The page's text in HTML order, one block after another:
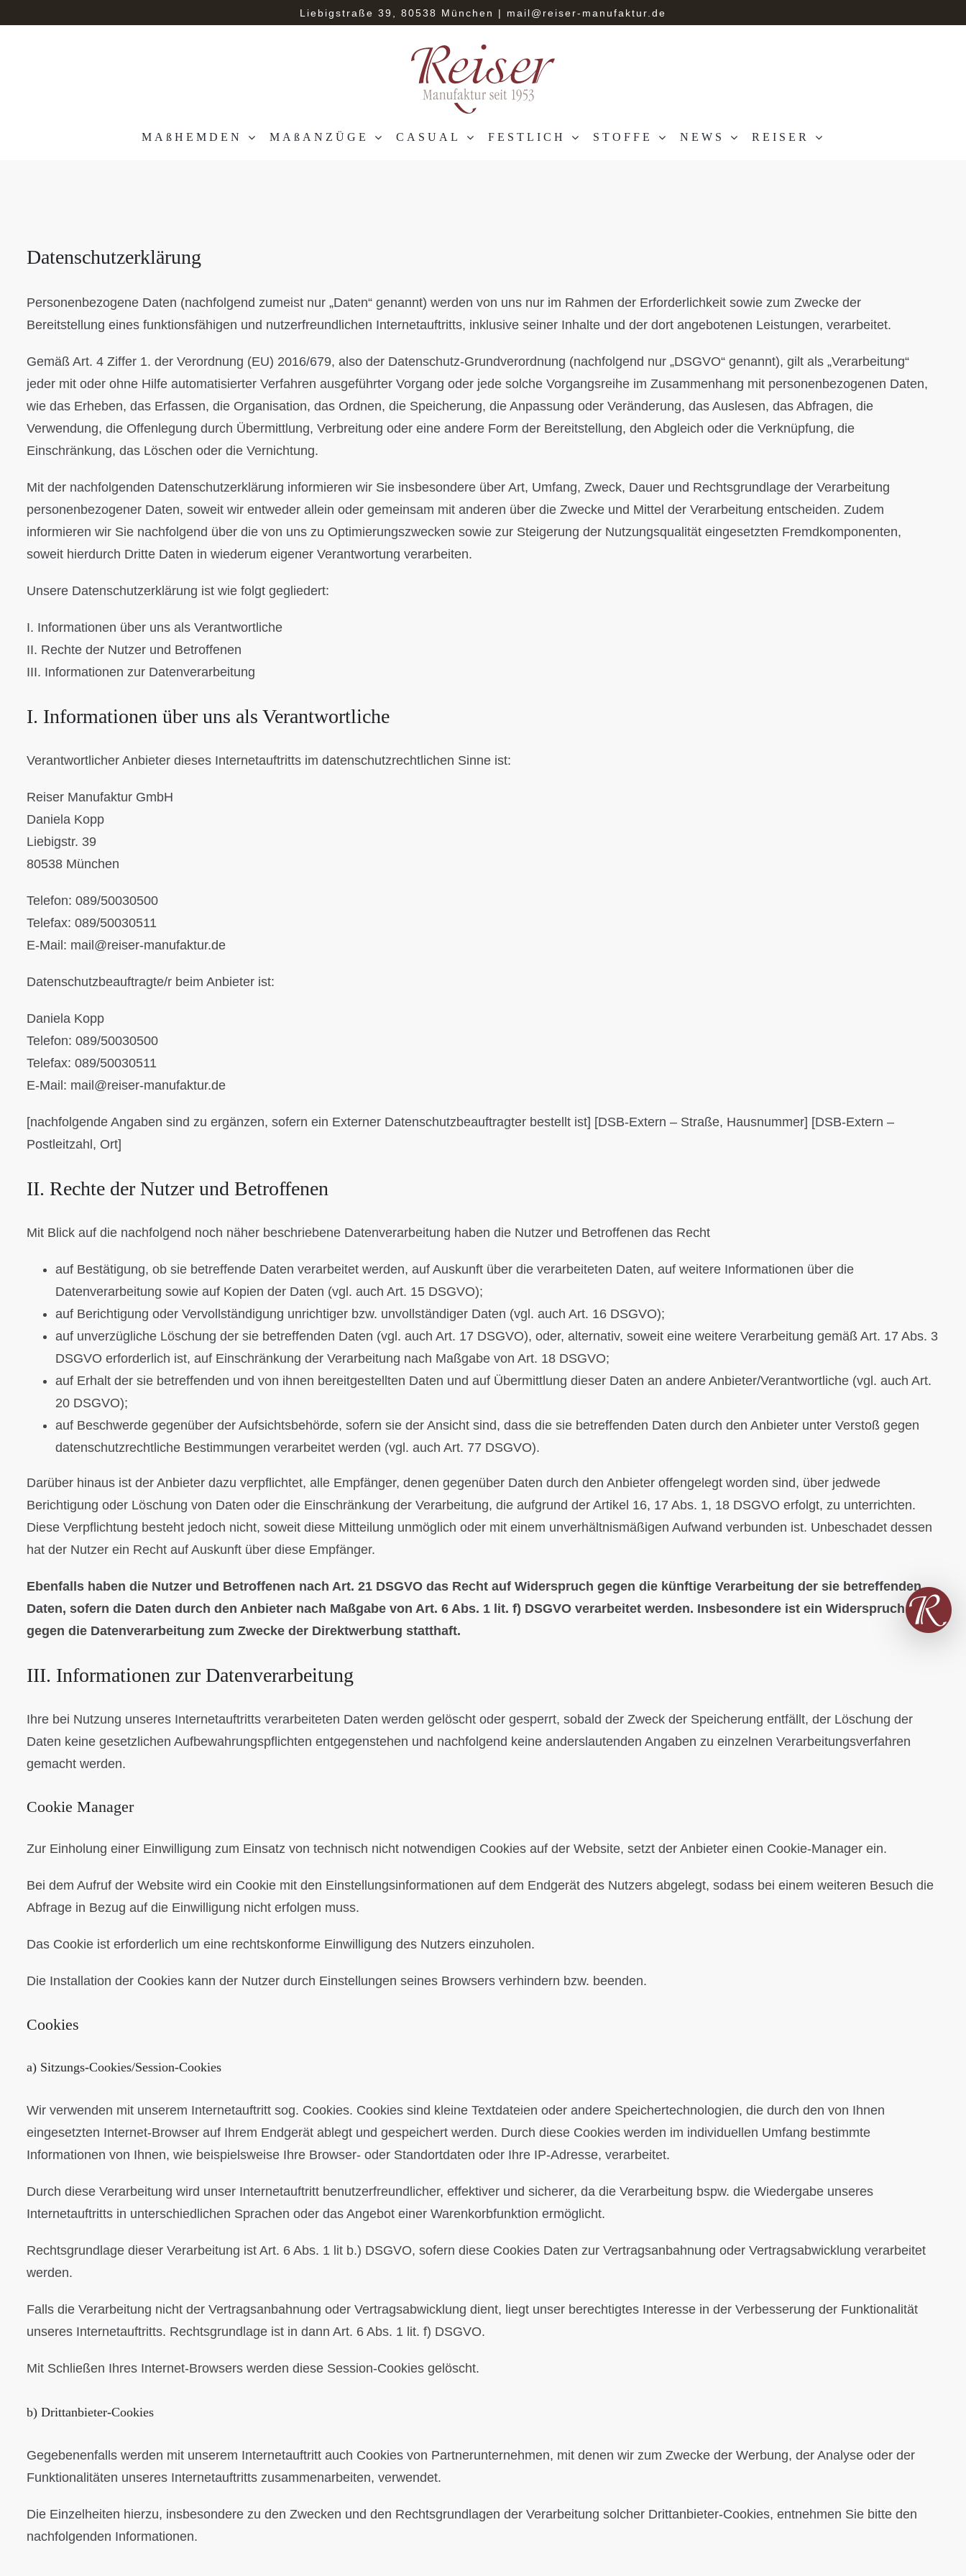
Liebigstraße 39, 80538 München | mail@reiser-manufaktur.de
MAßHEMDEN MAßANZÜGE CASUAL FESTLICH STOFFE NEWS REISER
Datenschutzerklärung
Personenbezogene Daten (nachfolgend zumeist nur „Daten“ genannt) werden von uns nur im Rahmen der Erforderlichkeit sowie zum Zwecke der
Bereitstellung eines funktionsfähigen und nutzerfreundlichen Internetauftritts, inklusive seiner Inhalte und der dort angebotenen Leistungen, verarbeitet.
Gemäß Art. 4 Ziffer 1. der Verordnung (EU) 2016/679, also der Datenschutz-Grundverordnung (nachfolgend nur „DSGVO“ genannt), gilt als „Verarbeitung“
jeder mit oder ohne Hilfe automatisierter Verfahren ausgeführter Vorgang oder jede solche Vorgangsreihe im Zusammenhang mit personenbezogenen Daten,
wie das Erheben, das Erfassen, die Organisation, das Ordnen, die Speicherung, die Anpassung oder Veränderung, das Auslesen, das Abfragen, die
Verwendung, die Offenlegung durch Übermittlung, Verbreitung oder eine andere Form der Bereitstellung, den Abgleich oder die Verknüpfung, die
Einschränkung, das Löschen oder die Vernichtung.
Mit der nachfolgenden Datenschutzerklärung informieren wir Sie insbesondere über Art, Umfang, Zweck, Dauer und Rechtsgrundlage der Verarbeitung
personenbezogener Daten, soweit wir entweder allein oder gemeinsam mit anderen über die Zwecke und Mittel der Verarbeitung entscheiden. Zudem
informieren wir Sie nachfolgend über die von uns zu Optimierungszwecken sowie zur Steigerung der Nutzungsqualität eingesetzten Fremdkomponenten,
soweit hierdurch Dritte Daten in wiederum eigener Verantwortung verarbeiten.
Unsere Datenschutzerklärung ist wie folgt gegliedert:
I. Informationen über uns als Verantwortliche
II. Rechte der Nutzer und Betroffenen
III. Informationen zur Datenverarbeitung
I. Informationen über uns als Verantwortliche
Verantwortlicher Anbieter dieses Internetauftritts im datenschutzrechtlichen Sinne ist:
Reiser Manufaktur GmbH
Daniela Kopp
Liebigstr. 39
80538 München
Telefon: 089/50030500
Telefax: 089/50030511
E-Mail: mail@reiser-manufaktur.de
Datenschutzbeauftragte/r beim Anbieter ist:
Daniela Kopp
Telefon: 089/50030500
Telefax: 089/50030511
E-Mail: mail@reiser-manufaktur.de
[nachfolgende Angaben sind zu ergänzen, sofern ein Externer Datenschutzbeauftragter bestellt ist] [DSB-Extern – Straße, Hausnummer] [DSB-Extern –
Postleitzahl, Ort]
II. Rechte der Nutzer und Betroffenen
Mit Blick auf die nachfolgend noch näher beschriebene Datenverarbeitung haben die Nutzer und Betroffenen das Recht
auf Bestätigung, ob sie betreffende Daten verarbeitet werden, auf Auskunft über die verarbeiteten Daten, auf weitere Informationen über die
Datenverarbeitung sowie auf Kopien der Daten (vgl. auch Art. 15 DSGVO);
auf Berichtigung oder Vervollständigung unrichtiger bzw. unvollständiger Daten (vgl. auch Art. 16 DSGVO);
auf unverzügliche Löschung der sie betreffenden Daten (vgl. auch Art. 17 DSGVO), oder, alternativ, soweit eine weitere Verarbeitung gemäß Art. 17 Abs. 3
DSGVO erforderlich ist, auf Einschränkung der Verarbeitung nach Maßgabe von Art. 18 DSGVO;
auf Erhalt der sie betreffenden und von ihnen bereitgestellten Daten und auf Übermittlung dieser Daten an andere Anbieter/Verantwortliche (vgl. auch Art.
20 DSGVO);
auf Beschwerde gegenüber der Aufsichtsbehörde, sofern sie der Ansicht sind, dass die sie betreffenden Daten durch den Anbieter unter Verstoß gegen
datenschutzrechtliche Bestimmungen verarbeitet werden (vgl. auch Art. 77 DSGVO).
Darüber hinaus ist der Anbieter dazu verpflichtet, alle Empfänger, denen gegenüber Daten durch den Anbieter offengelegt worden sind, über jedwede
Berichtigung oder Löschung von Daten oder die Einschränkung der Verarbeitung, die aufgrund der Artikel 16, 17 Abs. 1, 18 DSGVO erfolgt, zu unterrichten.
Diese Verpflichtung besteht jedoch nicht, soweit diese Mitteilung unmöglich oder mit einem unverhältnismäßigen Aufwand verbunden ist. Unbeschadet dessen
hat der Nutzer ein Recht auf Auskunft über diese Empfänger.
Ebenfalls haben die Nutzer und Betroffenen nach Art. 21 DSGVO das Recht auf Widerspruch gegen die künftige Verarbeitung der sie betreffenden
Daten, sofern die Daten durch den Anbieter nach Maßgabe von Art. 6 Abs. 1 lit. f) DSGVO verarbeitet werden. Insbesondere ist ein Widerspruch
gegen die Datenverarbeitung zum Zwecke der Direktwerbung statthaft.
III. Informationen zur Datenverarbeitung
Ihre bei Nutzung unseres Internetauftritts verarbeiteten Daten werden gelöscht oder gesperrt, sobald der Zweck der Speicherung entfällt, der Löschung der
Daten keine gesetzlichen Aufbewahrungspflichten entgegenstehen und nachfolgend keine anderslautenden Angaben zu einzelnen Verarbeitungsverfahren
gemacht werden.
Cookie Manager
Zur Einholung einer Einwilligung zum Einsatz von technisch nicht notwendigen Cookies auf der Website, setzt der Anbieter einen Cookie-Manager ein.
Bei dem Aufruf der Website wird ein Cookie mit den Einstellungsinformationen auf dem Endgerät des Nutzers abgelegt, sodass bei einem weiteren Besuch die
Abfrage in Bezug auf die Einwilligung nicht erfolgen muss.
Das Cookie ist erforderlich um eine rechtskonforme Einwilligung des Nutzers einzuholen.
Die Installation der Cookies kann der Nutzer durch Einstellungen seines Browsers verhindern bzw. beenden.
Cookies
a) Sitzungs-Cookies/Session-Cookies
Wir verwenden mit unserem Internetauftritt sog. Cookies. Cookies sind kleine Textdateien oder andere Speichertechnologien, die durch den von Ihnen
eingesetzten Internet-Browser auf Ihrem Endgerät ablegt und gespeichert werden. Durch diese Cookies werden im individuellen Umfang bestimmte
Informationen von Ihnen, wie beispielsweise Ihre Browser- oder Standortdaten oder Ihre IP-Adresse, verarbeitet.
Durch diese Verarbeitung wird unser Internetauftritt benutzerfreundlicher, effektiver und sicherer, da die Verarbeitung bspw. die Wiedergabe unseres
Internetauftritts in unterschiedlichen Sprachen oder das Angebot einer Warenkorbfunktion ermöglicht.
Rechtsgrundlage dieser Verarbeitung ist Art. 6 Abs. 1 lit b.) DSGVO, sofern diese Cookies Daten zur Vertragsanbahnung oder Vertragsabwicklung verarbeitet
werden.
Falls die Verarbeitung nicht der Vertragsanbahnung oder Vertragsabwicklung dient, liegt unser berechtigtes Interesse in der Verbesserung der Funktionalität
unseres Internetauftritts. Rechtsgrundlage ist in dann Art. 6 Abs. 1 lit. f) DSGVO.
Mit Schließen Ihres Internet-Browsers werden diese Session-Cookies gelöscht.
b) Drittanbieter-Cookies
Gegebenenfalls werden mit unserem Internetauftritt auch Cookies von Partnerunternehmen, mit denen wir zum Zwecke der Werbung, der Analyse oder der
Funktionalitäten unseres Internetauftritts zusammenarbeiten, verwendet.
Die Einzelheiten hierzu, insbesondere zu den Zwecken und den Rechtsgrundlagen der Verarbeitung solcher Drittanbieter-Cookies, entnehmen Sie bitte den
nachfolgenden Informationen.